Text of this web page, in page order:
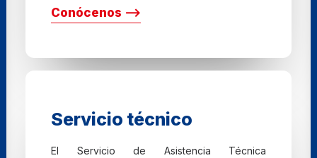
Conócenos ⟶
Servicio técnico
El Servicio de Asistencia Técnica